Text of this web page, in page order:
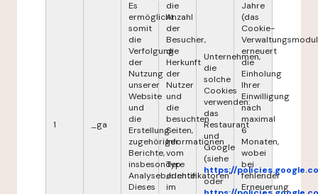
1 _ga
Es
ermöglicht
somit
die
Verfolgung
der
Nutzung
unserer
Website
und
die
Erstellung
zugehöriger
Berichte,
insbesondere
Analyseberichte.
Dieses
die
Anzahl
der
Besucher,
die
Herkunft
der
Nutzer
und
die
besuchten
Seiten,
Informationen
vom
Typ
„Identifikatoren"
im
Unternehmen,
die
solche
Cookies
verwenden:
das
Restaurant
und
Google
(siehe
https://
oder
Jahre
(das
Cookie-
Verwaltungsmodul
erneuert
die
Einholung
Ihrer
Einwilligung
nach
maximal
6
Monaten,
wobei
bei
fehlender
Erneuerung